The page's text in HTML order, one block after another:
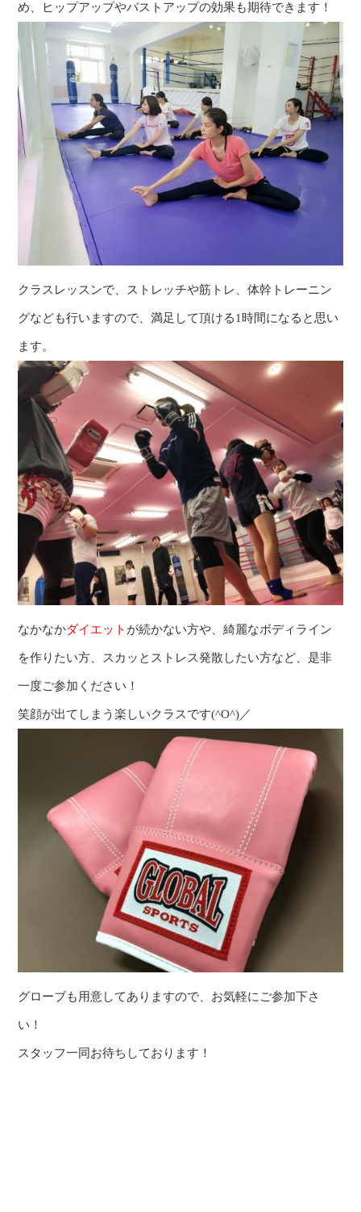
め、ヒップアップやバストアップの効果も期待できます！
クラスレッスンで、ストレッチや筋トレ、体幹トレーニン
グなども行いますので、満足して頂ける1時間になると思い
ます。
なかなかダイエット が続かない方や、綺麗なボディライン
を作りたい方、スカッとストレス発散したい方など、是非
一度ご参加ください！
笑顔が出てしまう楽しいクラスです(^O^)／
グローブも用意してありますので、お気軽にご参加下さ
い！
スタッフ一同お待ちしております！